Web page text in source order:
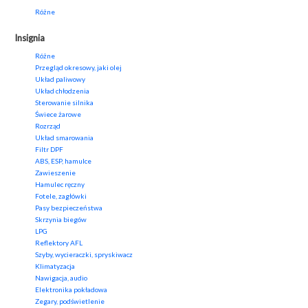
Różne
Insignia
Różne
Przegląd okresowy, jaki olej
Układ paliwowy
Układ chłodzenia
Sterowanie silnika
Świece żarowe
Rozrząd
Układ smarowania
Filtr DPF
ABS, ESP, hamulce
Zawieszenie
Hamulec ręczny
Fotele, zagłówki
Pasy bezpieczeństwa
Skrzynia biegów
LPG
Reflektory AFL
Szyby, wycieraczki, spryskiwacz
Klimatyzacja
Nawigacja, audio
Elektronika pokładowa
Zegary, podświetlenie